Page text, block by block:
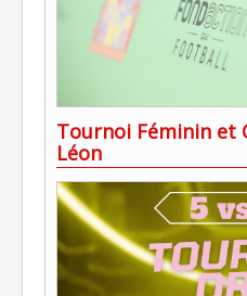
Tournoi Féminin et
Léon